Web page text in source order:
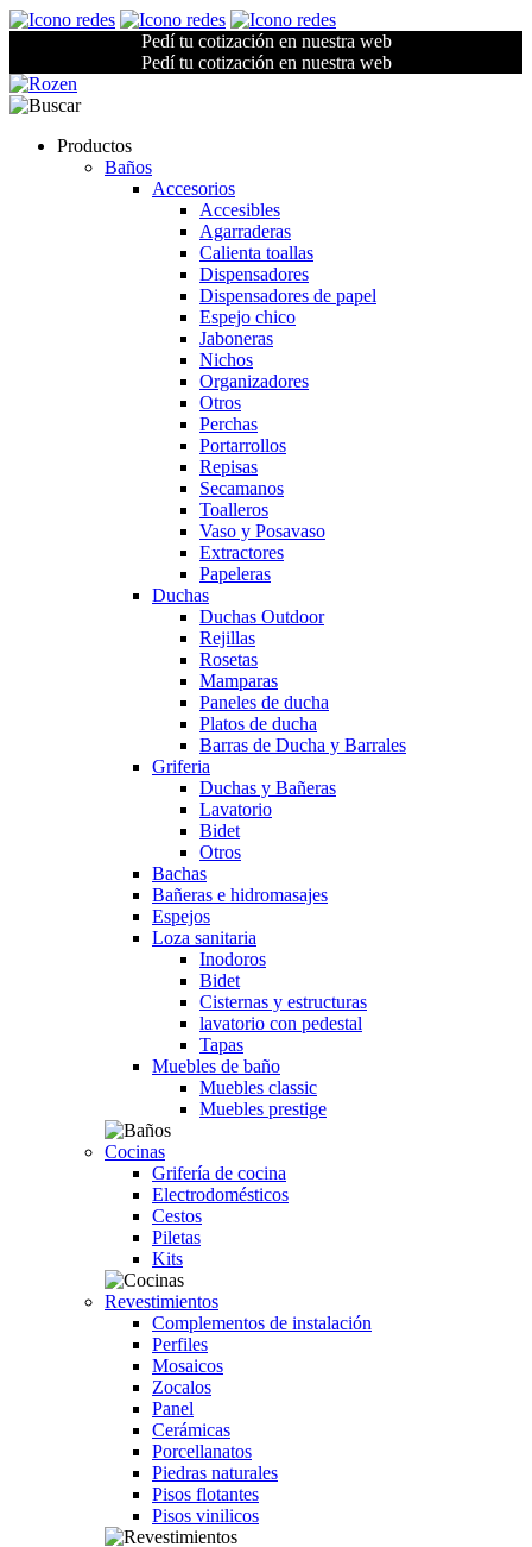
Pedí tu cotización en nuestra web
Pedí tu cotización en nuestra web
Productos
Baños
Accesorios
Accesibles
Agarraderas
Calienta toallas
Dispensadores
Dispensadores de papel
Espejo chico
Jaboneras
Nichos
Organizadores
Otros
Perchas
Portarrollos
Repisas
Secamanos
Toalleros
Vaso y Posavaso
Extractores
Papeleras
Duchas
Duchas Outdoor
Rejillas
Rosetas
Mamparas
Paneles de ducha
Platos de ducha
Barras de Ducha y Barrales
Griferia
Duchas y Bañeras
Lavatorio
Bidet
Otros
Bachas
Bañeras e hidromasajes
Espejos
Loza sanitaria
Inodoros
Bidet
Cisternas y estructuras
lavatorio con pedestal
Tapas
Muebles de baño
Muebles classic
Muebles prestige
Cocinas
Grifería de cocina
Electrodomésticos
Cestos
Piletas
Kits
Revestimientos
Complementos de instalación
Perfiles
Mosaicos
Zocalos
Panel
Cerámicas
Porcellanatos
Piedras naturales
Pisos flotantes
Pisos vinilicos